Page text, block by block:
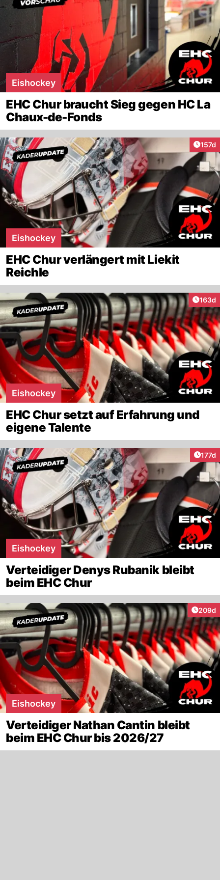
Eishockey
EHC Chur braucht Sieg gegen HC La
Chaux-de-Fonds
157d
Eishockey
EHC Chur verlängert mit Liekit
Reichle
163d
Eishockey
EHC Chur setzt auf Erfahrung und
eigene Talente
177d
Eishockey
Verteidiger Denys Rubanik bleibt
beim EHC Chur
209d
Eishockey
Verteidiger Nathan Cantin bleibt
beim EHC Chur bis 2026/27